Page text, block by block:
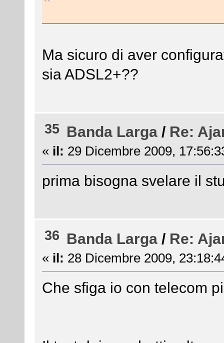
Ma sicuro di aver
sia ADSL2+??
35 Banda Larga / Re:
« il: 29 Dicembre 2009,
prima bisogna svelare il
36 Banda Larga / Re:
« il: 28 Dicembre 2009,
Che sfiga io con telecom